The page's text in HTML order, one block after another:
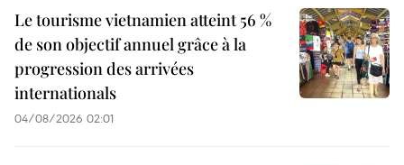
Le tourisme vietnamien atteint 56 %
de son objectif annuel grâce à la
progression des arrivées
internationals
04/08/2026 02:01